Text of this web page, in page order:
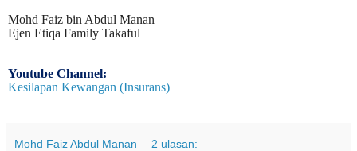
Mohd Faiz bin Abdul Manan
Ejen Etiqa Family Takaful
Youtube Channel:
Kesilapan Kewangan (Insurans)
Mohd Faiz Abdul Manan 2 ulasan: